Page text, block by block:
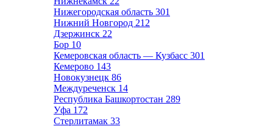
Нижегородская область 301
Нижний Новгород 212
Дзержинск 22
Бор 10
Кемеровская область — Кузбасс 301
Кемерово 143
Новокузнецк 86
Междуреченск 14
Республика Башкортостан 289
Уфа 172
Стерлитамак 33